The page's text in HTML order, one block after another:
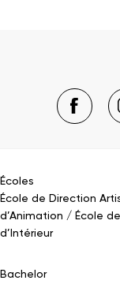
Écoles
École de Direction
d’Animation
École
d’Intérieur
Bachelor